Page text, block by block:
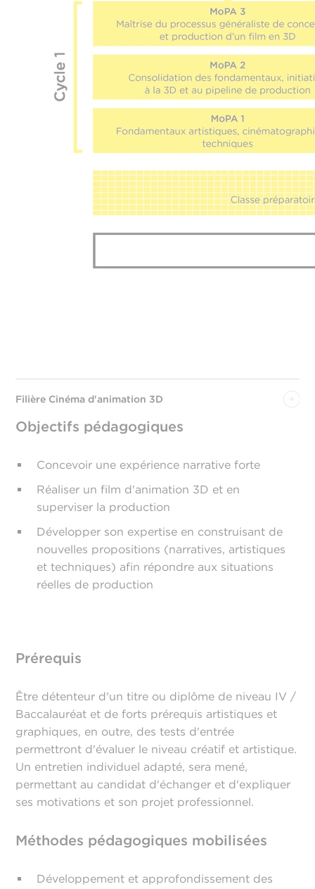
Filière Cinéma d'animation 3D
Objectifs pédagogiques
Concevoir une expérience narrative forte
Réaliser un film d'animation 3D et en
superviser la production
Développer son expertise en construisant de
nouvelles propositions (narratives, artistiques
et techniques) afin répondre aux situations
réelles de production
Prérequis
Être détenteur d'un titre ou diplôme de niveau IV /
Baccalauréat et de forts prérequis artistiques et
graphiques, en outre, des tests d'entrée
permettront d'évaluer le niveau créatif et artistique.
Un entretien individuel adapté, sera mené,
permettant au candidat d'échanger et d'expliquer
ses motivations et son projet professionnel.
Méthodes pédagogiques mobilisées
Développement et approfondissement des